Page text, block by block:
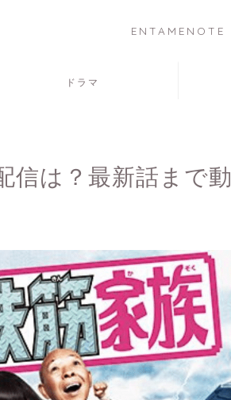
ENTAMENOTE
ドラマ
信は？最新話まで